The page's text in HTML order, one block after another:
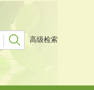
高级检索